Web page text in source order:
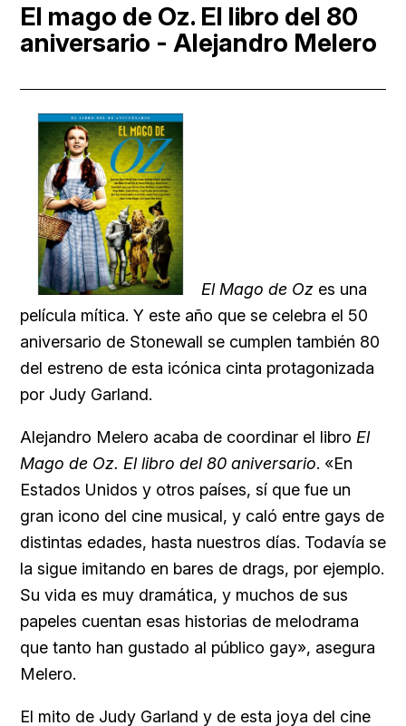
El mago de Oz. El libro del 80
aniversario - Alejandro Melero
El Mago de Oz es una
película mítica. Y este año que se celebra el 50
aniversario de Stonewall se cumplen también 80
del estreno de esta icónica cinta protagonizada
por Judy Garland.
Alejandro Melero acaba de coordinar el libro El
Mago de Oz. El libro del 80 aniversario. «En
Estados Unidos y otros países, sí que fue un
gran icono del cine musical, y caló entre gays de
distintas edades, hasta nuestros días. Todavía se
la sigue imitando en bares de drags, por ejemplo.
Su vida es muy dramática, y muchos de sus
papeles cuentan esas historias de melodrama
que tanto han gustado al público gay», asegura
Melero.
El mito de Judy Garland y de esta joya del cine